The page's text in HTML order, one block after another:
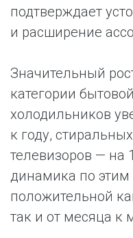
подтверждает
и расширение
Значительный
категории
холодильников
к году,
телевизоров — на
динамика по этим
положительной
так и от месяца к